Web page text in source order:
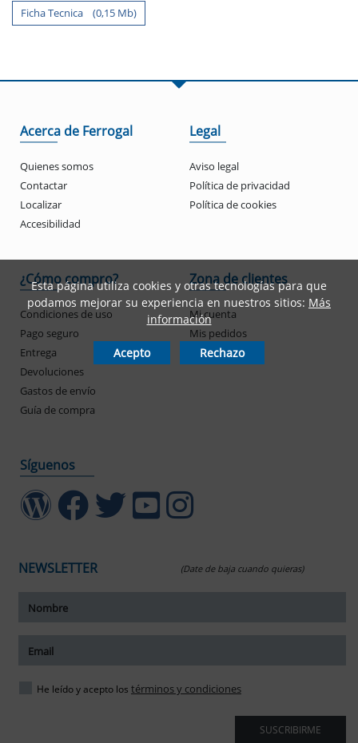
Ficha Tecnica (0,15 Mb)
Acerca de Ferrogal
Quienes somos
Contactar
Localizar
Accesibilidad
Legal
Aviso legal
Política de privacidad
Política de cookies
¿Cómo compro?
Condiciones de uso
Pago seguro
Entrega
Devoluciones
Gastos de envío
Guía de compra
Zona de clientes
Mi cuenta
Mis pedidos
Síguenos
NEWSLETTER (Date de baja cuando quieras)
He leído y acepto los términos y condiciones
SUSCRIBIRME
Esta página utiliza cookies y otras tecnologías para que
podamos mejorar su experiencia en nuestros sitios: Más
información
Acepto Rechazo
tamaño del texto
del texto
espaciado del texto